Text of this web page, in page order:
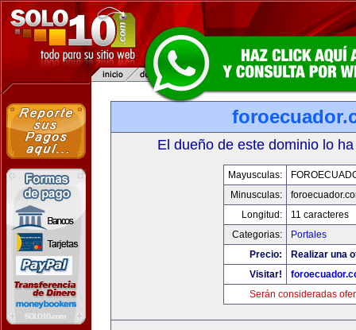
El dueño de este dominio lo
Mayusculas:
Minusculas:
Longitud:
11 caracteres
Categorias:
Portales
Precio:
Realizar una
Visitar!
Serán consideradas